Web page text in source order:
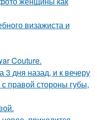
визажиста и
Couture.
3 дня назад, и к вечеру
правой стороны губы,